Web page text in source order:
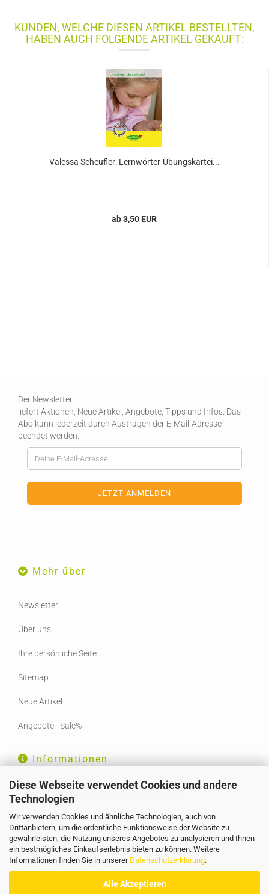
Diese Webseite verwendet Cookies und andere
Technologien
Wir verwenden Cookies und ähnliche Technologien, auch von
Drittanbietern, um die ordentliche Funktionsweise der Website zu
gewährleisten, die Nutzung unseres Angebotes zu analysieren und Ihnen
ein bestmögliches Einkaufserlebnis bieten zu können. Weitere
Informationen finden Sie in unserer Datenschutzerklärung.
Alle Akzeptieren
KUNDEN, WELCHE DIESEN ARTIKEL BESTELLTEN,
HABEN AUCH FOLGENDE ARTIKEL GEKAUFT:
Valessa Scheufler: Lernwörter-Übungskartei...
ab 3,50 EUR
Der Newsletter
liefert Aktionen, Neue Artikel, Angebote, Tipps und Infos. Das
Abo kann jederzeit durch Austragen der E-Mail-Adresse
beendet werden.
Mehr über
Newsletter
Über uns
Ihre persönliche Seite
Sitemap
Neue Artikel
Angebote - Sale%
Informationen
Widerrufsrecht & Muster-Widerrufsformular
Liefer- und Versandkosten
AGB
Privatsphäre und Datenschutz